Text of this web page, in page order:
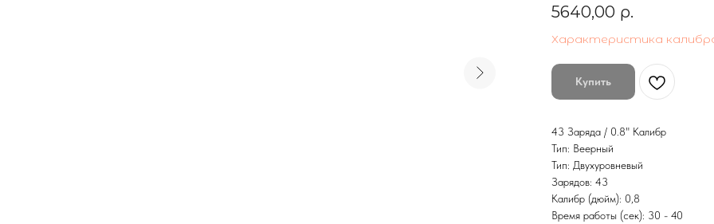
5640,00 р.
Характеристика
Купить
43 Заряда / 0.8" Калибр
Тип: Веерный
Тип: Двухуровневый
Зарядов: 43
Калибр (дюйм): 0,8
Время работы (сек): 30 - 40